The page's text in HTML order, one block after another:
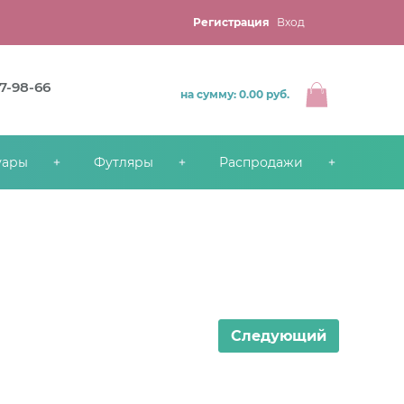
Регистрация Вход
98-66 на сумму: 0.00 руб.
Футляры Распродажи
Следующий